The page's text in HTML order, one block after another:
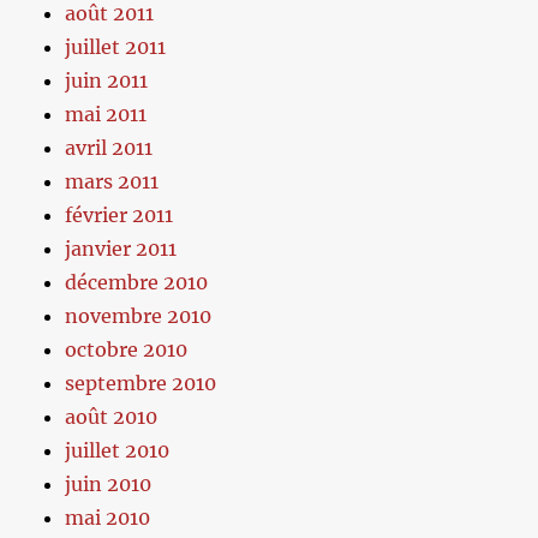
août 2011
juillet 2011
juin 2011
mai 2011
avril 2011
mars 2011
février 2011
janvier 2011
décembre 2010
novembre 2010
octobre 2010
septembre 2010
août 2010
juillet 2010
juin 2010
mai 2010